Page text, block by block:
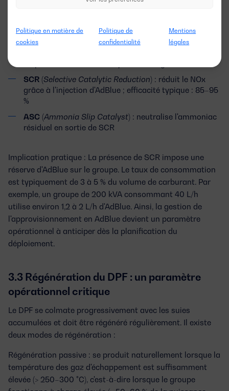
Politique en matière de
cookies
Politique de
confidentialité
Mentions
légales
Diesel Oxidation Catalyst) : oxyde le CO et les
DPF
Diesel Particulate Filter) : capture les particules
SCR (Selective Catalytic Reduction) : réduit le NOx
grâce à l'injection d'AdBlue ; efficacité typique : 85–95
%
ASC (Ammonia Slip Catalyst) : neutralise l'ammoniac
résiduel en sortie de SCR
Implication pratique : La présence de SCR impose une
réserve d'AdBlue sur le groupe. Le taux de consommation
est typiquement de 3 à 5 % du volume de carburant. Par
exemple, un groupe de 200 kVA consommant 40 L/h
utilise environ 1,2 à 2 L/h d'AdBlue. Ainsi, la gestion de
l'approvisionnement en AdBlue devient un paramètre
opérationnel à anticiper dès la planification du
déploiement.
3.3 Régénération du DPF : un paramètre
opérationnel critique
Le DPF se colmate progressivement avec les suies
accumulées et doit être régénéré régulièrement. Il existe
deux modes de régénération :
Régénération passive : se produit naturellement lorsque la
température des gaz d'échappement est suffisamment
élevée (> 250–300 °C), c'est-à-dire lorsque le groupe